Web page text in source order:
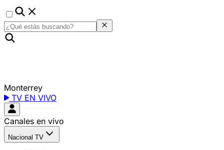
Monterrey
TV EN VIVO
Canales en vivo
Nacional TV